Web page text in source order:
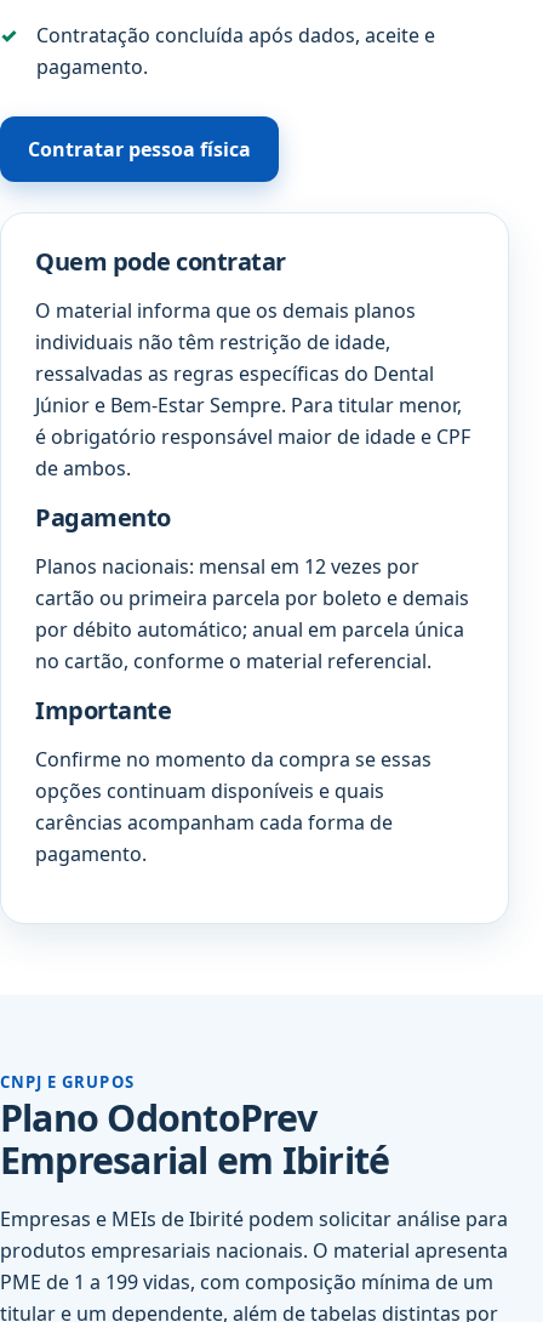
Contratação concluída após dados, aceite e
pagamento.
Contratar pessoa física
Quem pode contratar
O material informa que os demais planos
individuais não têm restrição de idade,
ressalvadas as regras específicas do Dental
Júnior e Bem-Estar Sempre. Para titular menor,
é obrigatório responsável maior de idade e CPF
de ambos.
Pagamento
Planos nacionais: mensal em 12 vezes por
cartão ou primeira parcela por boleto e demais
por débito automático; anual em parcela única
no cartão, conforme o material referencial.
Importante
Confirme no momento da compra se essas
opções continuam disponíveis e quais
carências acompanham cada forma de
pagamento.
CNPJ E GRUPOS
Plano OdontoPrev
Empresarial em Ibirité
Empresas e MEIs de Ibirité podem solicitar análise para
produtos empresariais nacionais. O material apresenta
PME de 1 a 199 vidas, com composição mínima de um
titular e um dependente, além de tabelas distintas por